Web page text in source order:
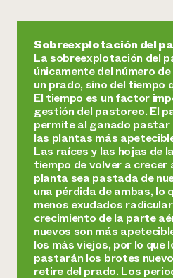
Sobreexplotación del
La sobreexplotación del
únicamente del número
un prado, sino del tiempo
El tiempo es un factor
gestión del pastoreo. El
permite al ganado
las plantas más
Las raíces y las hojas de
tiempo de volver a crecer
planta sea pastada de
una pérdida de ambas, lo
menos exudados
crecimiento de la parte
nuevos son más
los más viejos, por lo que
pastarán los brotes
retire del prado. Los